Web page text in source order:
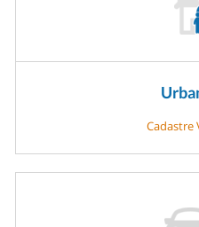
Cadastre